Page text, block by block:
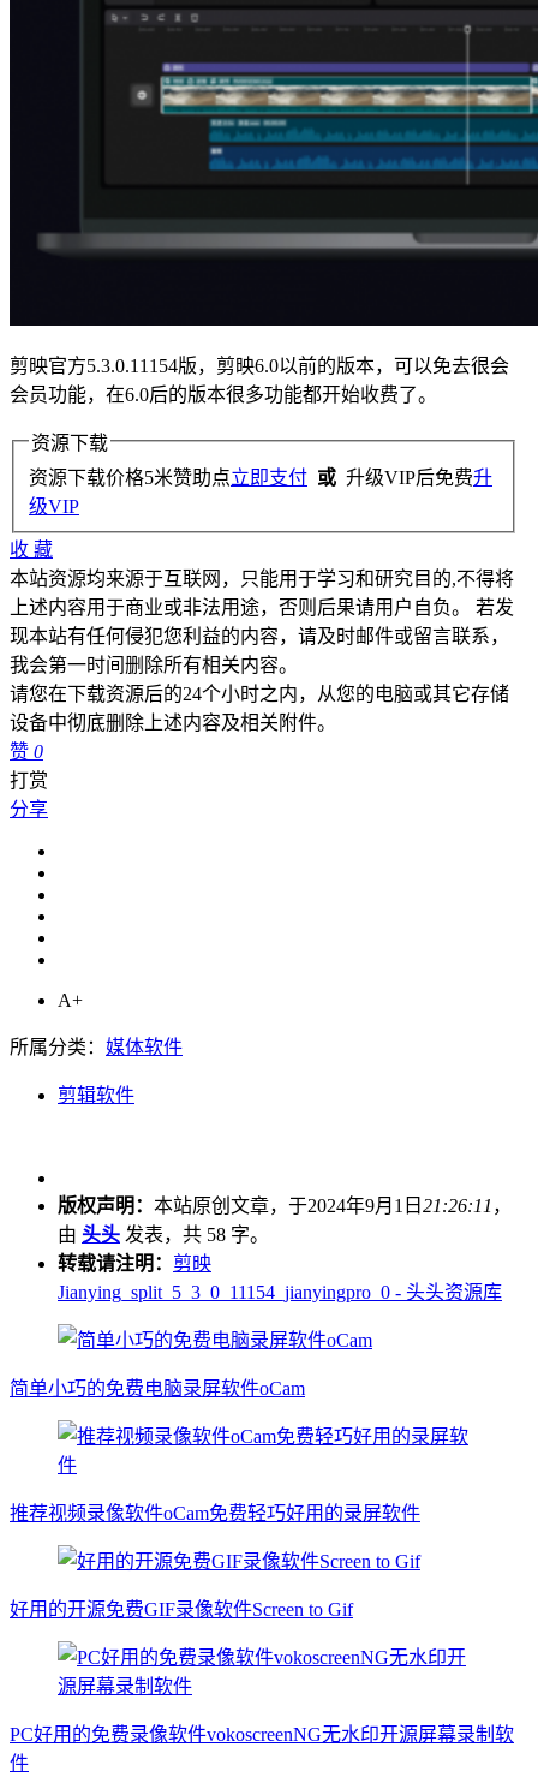
剪映官方5.3.0.11154版，剪映6.0以前的版本，可以免去很会
会员功能，在6.0后的版本很多功能都开始收费了。
资源下载
资源下载价格5米赞助点立即支付 或 升级VIP后免费升
级VIP
收 藏
本站资源均来源于互联网，只能用于学习和研究目的,不得将
上述内容用于商业或非法用途，否则后果请用户自负。 若发
现本站有任何侵犯您利益的内容，请及时邮件或留言联系，
我会第一时间删除所有相关内容。
请您在下载资源后的24个小时之内，从您的电脑或其它存储
设备中彻底删除上述内容及相关附件。
赞 0
打赏
分享
A+
所属分类： 媒体软件
剪辑软件
版权声明： 本站原创文章，于2024年9月1日 21:26:11，
由 头头 发表，共 58 字。
转载请注明： 剪映
Jianying_split_5_3_0_11154_jianyingpro_0 - 头头资源库
简单小巧的免费电脑录屏软件oCam
推荐视频录像软件oCam免费轻巧好用的录屏软件
好用的开源免费GIF录像软件Screen to Gif
PC好用的免费录像软件vokoscreenNG无水印开源屏幕录制软
件